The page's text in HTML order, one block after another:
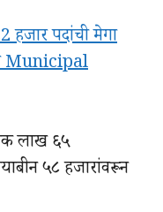
हजार पदांची मेगा
Municipal
लाख ६५
५८ हजारांवरून